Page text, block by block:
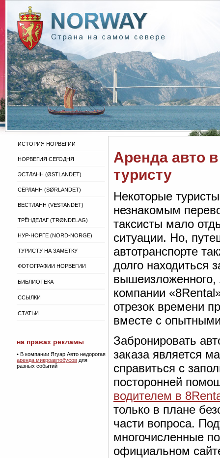
ИСТОРИЯ НОРВЕГИИ
НОРВЕГИЯ СЕГОДНЯ
ЭСТЛАНН (ØSTLANDET)
СЁРЛАНН (SØRLANDET)
ВЕСТЛАНН (VESTANDET)
ТРЁНДЕЛАГ (TRØNDELAG)
НУР-НОРГЕ (NORD-NORGE)
ТУРИСТУ НА ЗАМЕТКУ
ФОТОГРАФИИ НОРВЕГИИ
БИБЛИОТЕКА
ССЫЛКИ
СТАТЬИ
на правах рекламы
• В компании Ягуар Авто недорогая
аренда микроавтобусов для
разных событий
Аренда авто
туристу
Некоторые
незнакомым
таксисты мало
ситуации. Но,
автотранспорте
долго находиться
вышеизложенного,
компании
отрезок времени
вместе с
Забронировать
заказа является
справиться с
посторонней
водителем в
только в плане
части вопроса.
многочисленные
официальном